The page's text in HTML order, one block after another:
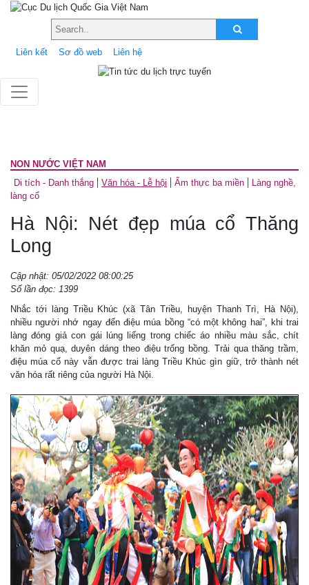
Liên kết Sơ đồ web Liên hệ
NON NƯỚC VIỆT NAM
Di tích - Danh thắng
Văn hóa - Lễ hội Ẩm thực ba miền
Làng nghề,
làng cổ
Hà Nội: Nét đẹp múa cổ Thăng
Long
Cập nhật: 05/02/2022 08:00:25
Số lần đọc: 1399
Nhắc tới làng Triều Khúc (xã Tân Triều, huyện Thanh Trì, Hà Nội),
nhiều người nhớ ngay đến điệu múa bồng “có một không hai”, khi trai
làng đóng giả con gái lúng liếng trong chiếc áo nhiều màu sắc, chít
khăn mỏ quạ, duyên dáng theo điệu trống bồng. Trải qua thăng trầm,
điệu múa cổ này vẫn được trai làng Triều Khúc gìn giữ, trở thành nét
văn hóa rất riêng của người Hà Nội.